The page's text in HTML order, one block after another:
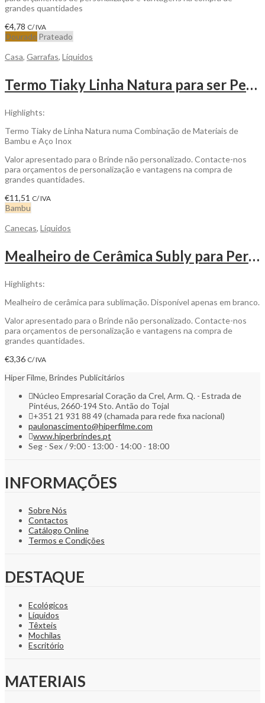
grandes quantidades
€4,78 C/ IVA
Dourado Prateado
Casa, Garrafas, Líquidos
Termo Tiaky Linha Natura para ser Personalizado
Highlights:
Termo Tiaky de Linha Natura numa Combinação de Materiais de
Bambu e Aço Inox
Valor apresentado para o Brinde não personalizado. Contacte-nos
para orçamentos de personalização e vantagens na compra de
grandes quantidades.
€11,51 C/ IVA
Bambu
Canecas, Líquidos
Mealheiro de Cerâmica Subly para Personalizar
Highlights:
Mealheiro de cerâmica para sublimação. Disponível apenas em branco.
Valor apresentado para o Brinde não personalizado. Contacte-nos
para orçamentos de personalização e vantagens na compra de
grandes quantidades.
€3,36 C/ IVA
Hiper Filme, Brindes Publicitários
Núcleo Empresarial Coração da Crel, Arm. Q. - Estrada de
Pintéus, 2660-194 Sto. Antão do Tojal
+351 21 931 88 49 (chamada para rede fixa nacional)
paulonascimento@hiperfilme.com
www.hiperbrindes.pt
Seg - Sex / 9:00 - 13:00 - 14:00 - 18:00
INFORMAÇÕES
Sobre Nós
Contactos
Catálogo Online
Termos e Condições
DESTAQUE
Ecológicos
Líquidos
Têxteis
Mochilas
Escritório
MATERIAIS